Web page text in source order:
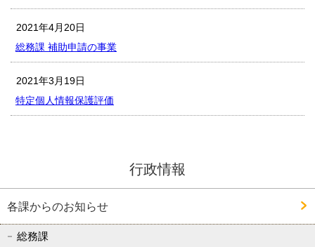
2021年4月20日
総務課 補助申請の事業
2021年3月19日
特定個人情報保護評価
行政情報
各課からのお知らせ
総務課